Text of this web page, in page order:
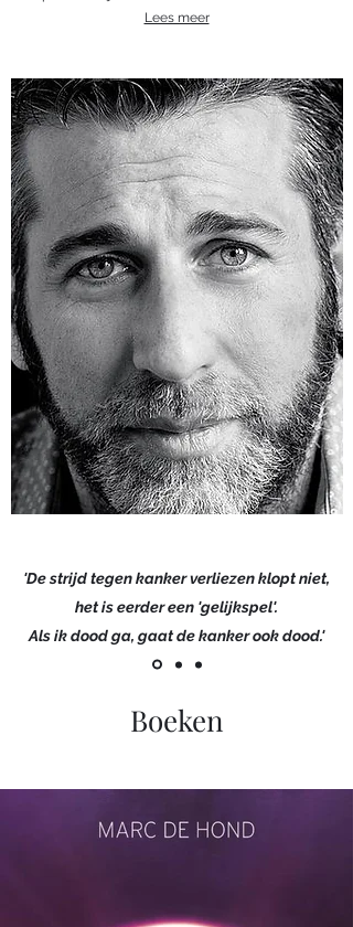
Lees meer
'De strijd tegen kanker verliezen klopt niet,
het is eerder een 'gelijkspel'.
Als ik dood ga, gaat de kanker ook dood.'
Boeken